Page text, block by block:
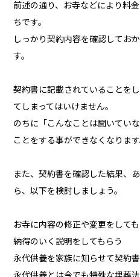
前述の通り、お寺などにより料
ちです。
しっかり契約内容を確認してお
す。
契約書に記載されていることを
てしまってはいけません。
のちに「こんなことは聞いてい
ことをする事ができなくなります
また、契約書を確認した結果、
ら、以下を検討しましょう。
お寺に内容の修正や変更をして
納得のいく説明をしてもらう
永代供養を家族に知らせて契約